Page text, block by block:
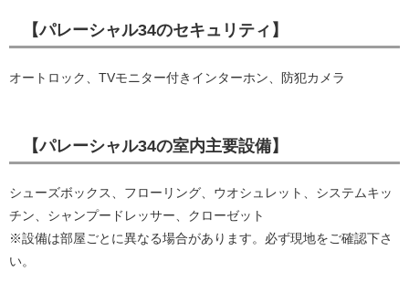
【パレーシャル34のセキュリティ】
オートロック、TVモニター付きインターホン、防犯カメラ
【パレーシャル34の室内主要設備】
シューズボックス、フローリング、ウオシュレット、システムキッ
チン、シャンプードレッサー、クローゼット
※設備は部屋ごとに異なる場合があります。必ず現地をご確認下さ
い。